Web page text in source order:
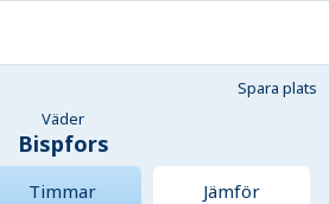
Spara plats
Väder
Bispfors
Timmar Jämför